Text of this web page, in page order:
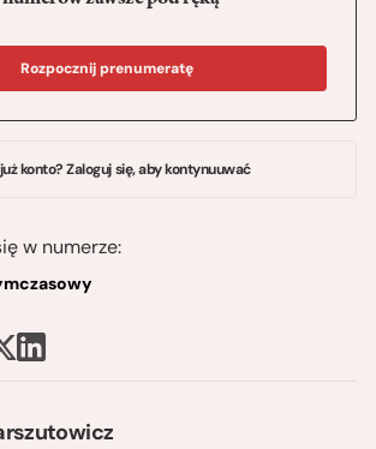
Rozpocznij prenumeratę
konto? Zaloguj się, aby kontynuuwać
w numerze: